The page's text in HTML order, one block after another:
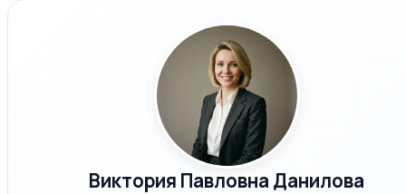
Виктория Павловна Данилова